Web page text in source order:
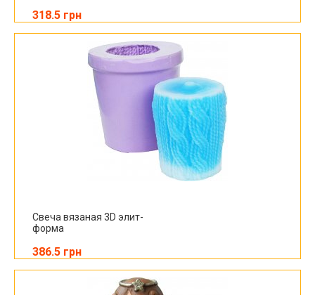
318.5 грн
Свеча вязаная 3D элит-
форма
386.5 грн